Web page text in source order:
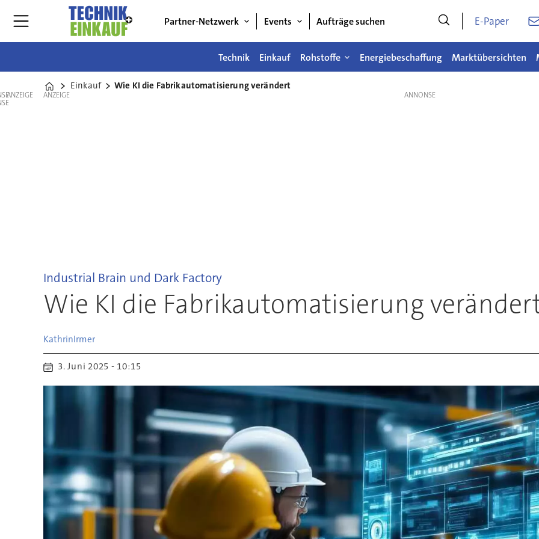
Partner-Netzwerk Events Aufträge suchen E-Paper
Technik Einkauf Rohstoffe Energiebeschaffung Marktübersichten
Home
Einkauf Wie KI die Fabrikautomatisierung verändert
ANZEIGE ANZEIGE
Industrial Brain und Dark Factory
Wie KI die Fabrikautomatisierung
KathrinIrmer
3. Juni 2025 - 10:15